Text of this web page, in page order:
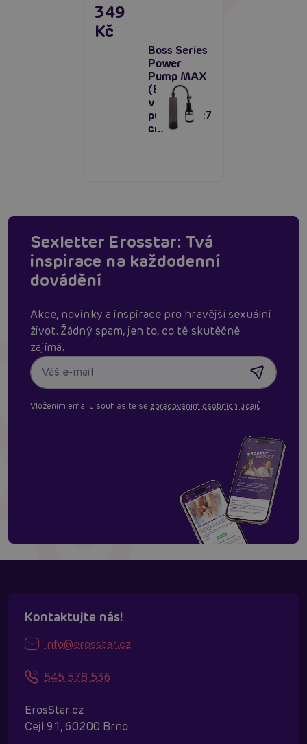
Boss Series
Power
Pump MAX
(Black),
vakuová
pumpa 20x7
cm
349
Kč
Sexletter Erosstar: Tvá
inspirace na každodenní
dovádění
Akce, novinky a inspirace pro hravější sexuální
život. Žádný spam, jen to, co tě skutěčně
zajímá.
Vložením emailu souhlasíte se zpracováním osobních údajů
Kontaktujte nás!
info@erosstar.cz
545 578 536
ErosStar.cz
Cejl 91, 60200 Brno